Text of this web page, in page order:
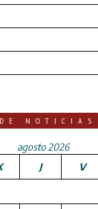
NOTICIAS
agosto 2026
J V